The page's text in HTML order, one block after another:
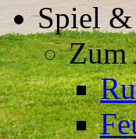
Spiel &
Zum